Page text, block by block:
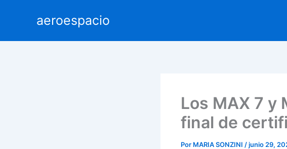
aeroespacio
Los MAX 7 y
final de
Por MARIA SONZINI /junio 29,